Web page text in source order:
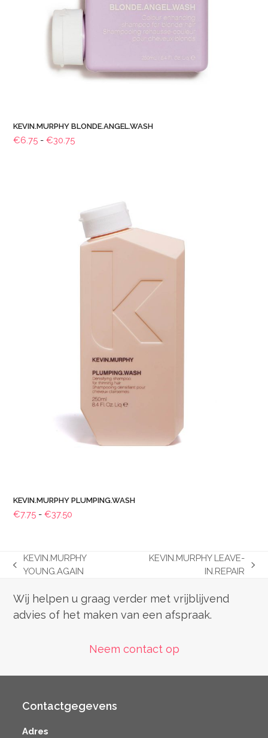
KEVIN.MURPHY BLONDE.ANGEL.WASH
€6.75 - €30.75Prijsklasse:
KEVIN.MURPHY PLUMPING.WASH
€7.75 - €37.50
previous
KEVIN.MURPHY
YOUNG.AGAIN
KEVIN.MURPHY LEAVE-
IN.REPAIR
Wij helpen u graag verder met vrijblijvend
advies of het maken van een afspraak.
Neem contact op
Contactgegevens
Adres